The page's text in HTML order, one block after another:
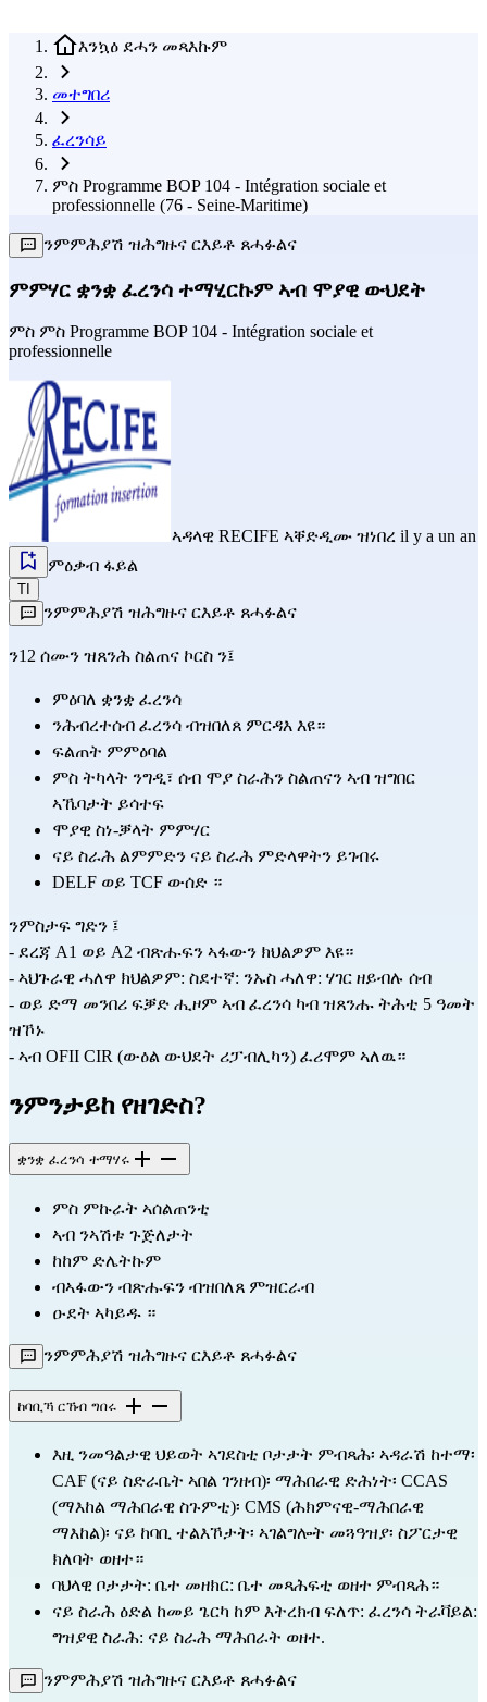
እንኳዕ ደሓን መጻእኩም
መተግበሪ
ፈረንሳይ
ምስ Programme BOP 104 - Intégration sociale et
professionnelle (76 - Seine-Maritime)
ንምምሕያሽ ዝሕግዙና ርእይቶ ጸሓፉልና
ምምሃር ቋንቋ ፈረንሳ ተማሂርኩም ኣብ ሞያዊ ውህደት
ምስ ምስ Programme BOP 104 - Intégration sociale et
professionnelle
ኣዳላዊ RECIFE ኣቐድዲሙ ዝነበረ il y a un an
ምዕቃብ ፋይል
TI
ንምምሕያሽ ዝሕግዙና ርእይቶ ጸሓፉልና
ን12 ሰሙን ዝጸንሕ ስልጠና ኮርስ ን፤
ምዕባለ ቋንቋ ፈረንሳ
ንሕብረተሰብ ፈረንሳ ብዝበለጸ ምርዳእ እዩ።
ፍልጠት ምምዕባል
ምስ ትካላት ንግዲ፣ ሰብ ሞያ ስራሕን ስልጠናን ኣብ ዝግበር
ኣኼባታት ይሳተፍ
ሞያዊ ስነ-ቓላት ምምሃር
ናይ ስራሕ ልምምድን ናይ ስራሕ ምድላዋትን ይገብሩ
DELF ወይ TCF ውሰድ ።
ንምስታፍ ግድን ፤
- ደረጃ A1 ወይ A2 ብጽሑፍን ኣፋውን ክህልዎም እዩ።
- ኣህጉራዊ ሓለዋ ክህልዎም: ስደተኛ: ንኡስ ሓለዋ: ሃገር ዘይብሉ ሰብ
- ወይ ድማ መንበሪ ፍቓድ ሒዞም ኣብ ፈረንሳ ካብ ዝጸንሑ ትሕቲ 5 ዓመት
ዝኾኑ
- ኣብ OFII CIR (ውዕል ውህደት ሪፓብሊካን) ፈሪሞም ኣለዉ።
ንምንታይከ የዘገድስ?
ቋንቋ ፈረንሳ ተማሃሩ
ምስ ምኩራት ኣሰልጠንቲ
ኣብ ንኣሽቱ ጉጅለታት
ከከም ድሌትኩም
ብኣፋውን ብጽሑፍን ብዝበለጸ ምዝርራብ
ዑደት ኣካይዱ ።
ንምምሕያሽ ዝሕግዙና ርእይቶ ጸሓፉልና
ከባቢኻ ርኸብ ግበሩ
እዚ ንመዓልታዊ ህይወት ኣገደስቲ ቦታታት ምብጻሕ፡ ኣዳራሽ ከተማ፡
CAF (ናይ ስድራቤት ኣበል ገንዘብ)፡ ማሕበራዊ ድሕነት፡ CCAS
(ማእከል ማሕበራዊ ስጉምቲ)፡ CMS (ሕክምናዊ-ማሕበራዊ
ማእከል)፡ ናይ ከባቢ ተልእኾታት፡ ኣገልግሎት መጓዓዝያ፡ ስፖርታዊ
ክለባት ወዘተ።
ባህላዊ ቦታታት: ቤተ መዘክር: ቤተ መጻሕፍቲ ወዘተ ምብጻሕ።
ናይ ስራሕ ዕድል ከመይ ጌርካ ከም እትረክብ ፍለጥ: ፈረንሳ ትራቫይል:
ግዝያዊ ስራሕ: ናይ ስራሕ ማሕበራት ወዘተ.
ንምምሕያሽ ዝሕግዙና ርእይቶ ጸሓፉልና